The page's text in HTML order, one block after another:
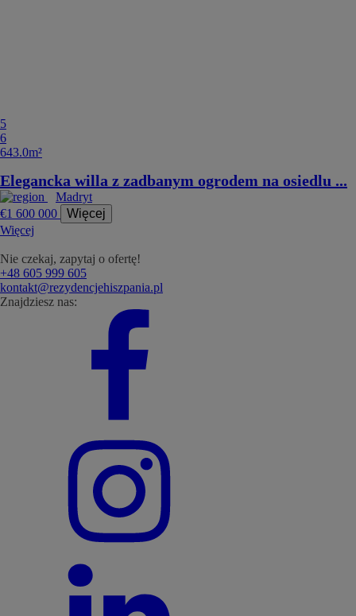
5
6
643.0m²
Elegancka willa z zadbanym ogrodem na osiedlu ...
Madryt
€1 600 000
Więcej
Więcej
Nie czekaj, zapytaj o ofertę!
+48 605 999 605
kontakt@rezydencjehiszpania.pl
Znajdziesz nas: